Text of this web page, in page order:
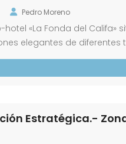
Pedro Moreno
hotel «La Fonda del
elegantes de
con terraza,
con: •Conexión Wi-fi a
Estratégica.-